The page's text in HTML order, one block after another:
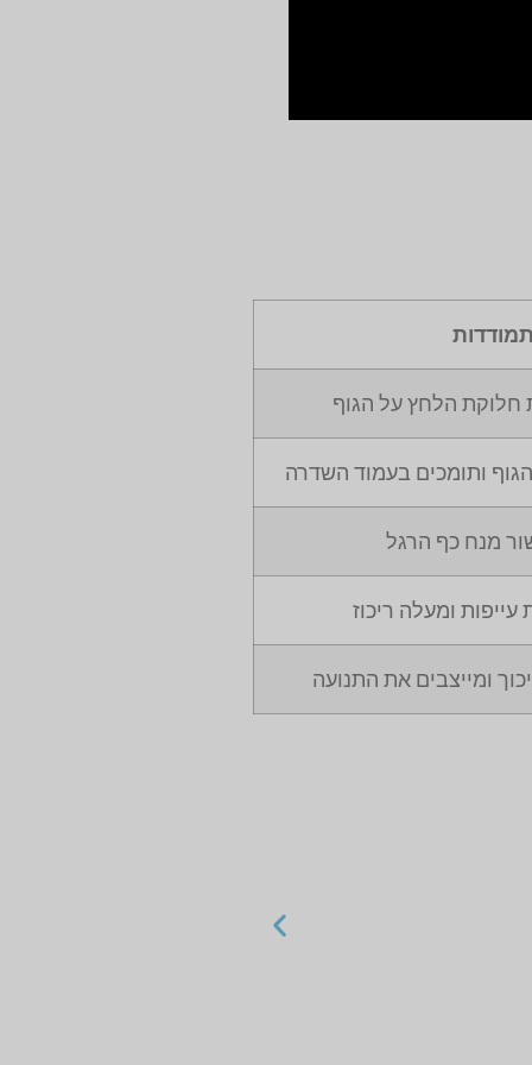
הלחץ על הגוף
ותומכים בעמוד השדרה
מנח כף הרגל
ומעלה ריכוז
ומייצבים את התנועה